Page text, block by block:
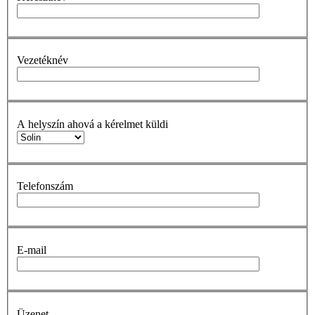
Vezetéknév
A helyszín ahová a kérelmet küldi
Telefonszám
E-mail